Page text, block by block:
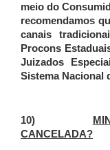
meio do
recomendamos
canais
Procons
Juizados
Sistema Nacional
10)
CANCELADA?